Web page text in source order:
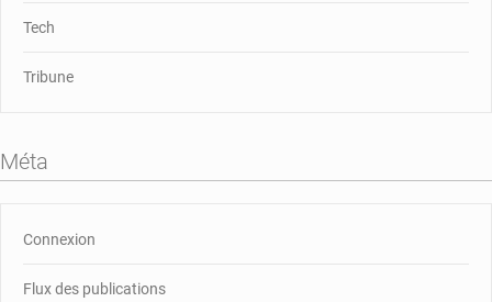
Tech
Tribune
Méta
Connexion
Flux des publications